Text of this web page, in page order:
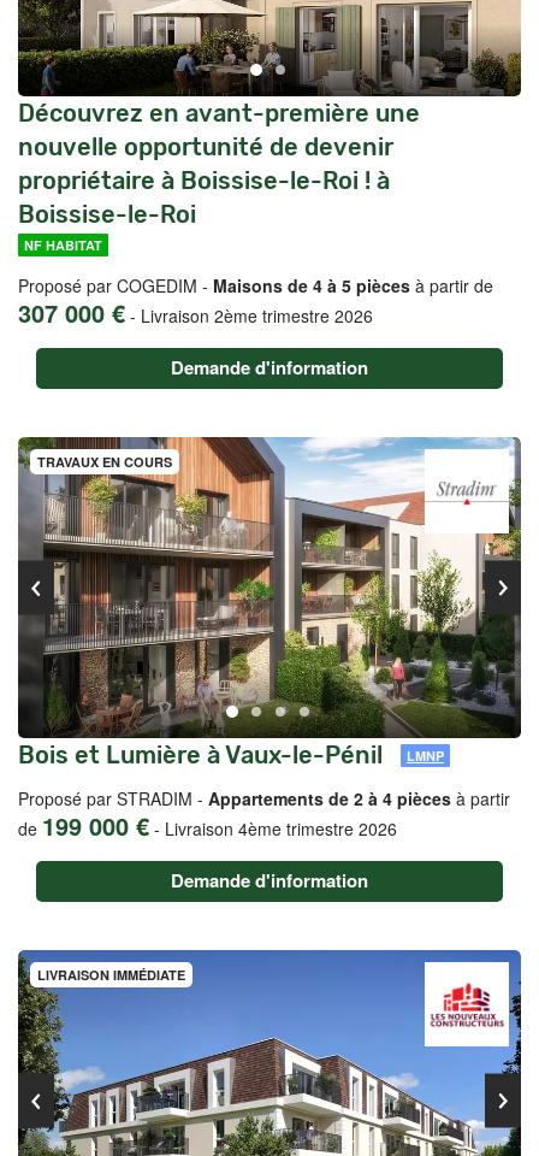
Découvrez en avant-première une
nouvelle opportunité de devenir
propriétaire à Boissise-le-Roi ! à
Boissise-le-Roi
NF HABITAT
Proposé par COGEDIM - Maisons de 4 à 5 pièces à partir de
307 000 € - Livraison 2ème trimestre 2026
Demande d'information
TRAVAUX EN COURS
Bois et Lumière à Vaux-le-Pénil LMNP
Proposé par STRADIM - Appartements de 2 à 4 pièces à partir
de 199 000 € - Livraison 4ème trimestre 2026
Demande d'information
LIVRAISON IMMÉDIATE